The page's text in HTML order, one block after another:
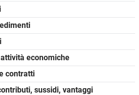
economiche
contratti
sussidi, vantaggi